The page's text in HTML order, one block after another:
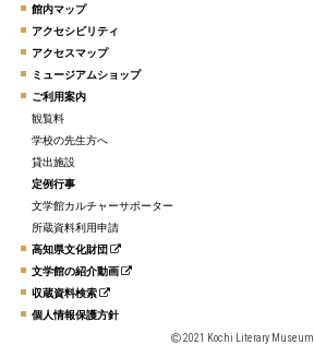
館内マップ
アクセシビリティ
アクセスマップ
ミュージアムショップ
ご利用案内
観覧料
学校の先生方へ
貸出施設
定例行事
文学館カルチャーサポーター
所蔵資料利用申請
高知県文化財団
文学館の紹介動画
収蔵資料検索
個人情報保護方針
2021 Kochi Literary Museum.